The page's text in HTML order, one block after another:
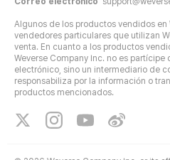
Algunos de los productos vendidos en
vendedores particulares que utilizan
venta. En cuanto a los productos
Weverse Company Inc. no es
electrónico, sino un intermediario de
responsabiliza por la información o
productos mencionados.